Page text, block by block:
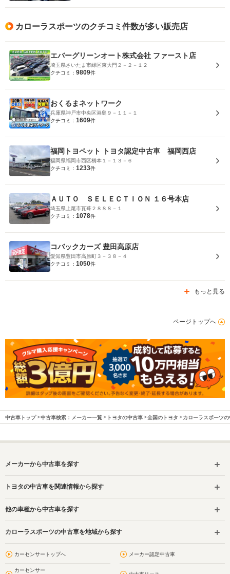
カローラスポーツのクチコミ件数が多い販売店
エバーグリーンオート株式会社 ファースト店
埼玉県さいたま市緑区東大門２－２－１２
クチコミ： 9809件
おくるまネットワーク
兵庫県神戸市中央区港島９－１１－１
クチコミ： 1609件
福岡トヨペット トヨタ認定中古車 福岡西店
福岡県福岡市西区橋本１－１３－６
クチコミ： 1233件
ＡＵＴＯ ＳＥＬＥＣＴＩＯＮ １６号本店
埼玉県上尾市瓦葺２８８８－１
クチコミ： 1078件
コバックカーズ 豊田高原店
愛知県豊田市高原町３－３８－４
クチコミ： 1050件
もっと見る
ページトップへ
中古車トップ 中古車検索：メーカー一覧 トヨタの中古車 全国のトヨタ カローラスポーツ
メーカーから中古車を探す
トヨタの中古車を関連情報から探す
他の車種から中古車を探す
カローラスポーツの中古車を地域から探す
カーセンサートップへ メーカー認定中古車
カーセンサー